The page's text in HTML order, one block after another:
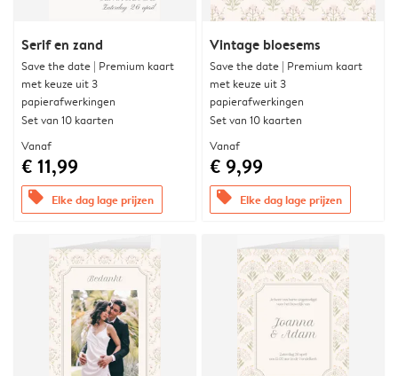
Serif en zand
Save the date | Premium kaart
met keuze uit 3
papierafwerkingen
Set van 10 kaarten
Vanaf
€ 11,99
offers Elke dag lage prijzen
Vintage bloesems
Save the date | Premium kaart
met keuze uit 3
papierafwerkingen
Set van 10 kaarten
Vanaf
€ 9,99
offers Elke dag lage prijzen